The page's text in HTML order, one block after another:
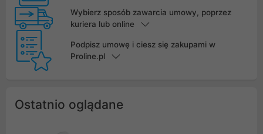
Wybierz sposób zawarcia umowy, poprzez
kuriera lub online
Podpisz umowę i ciesz się zakupami w
Proline.pl
Ostatnio oglądane